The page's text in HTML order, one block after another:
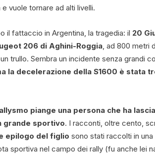
vuole tornare ad alti livelli.
il fattaccio in Argentina, la tragedia: il 20
206 di Aghini-Roggia, ad 800 metri
trullo. Sembra un incidente senza grandi
la decelerazione della S1600 è stata
piange una persona che ha
grande sportivo. I racconti, oltre cento,
epilogo del figlio sono stati raccolti in
sportiva nel campo dei rally (fu anche lei